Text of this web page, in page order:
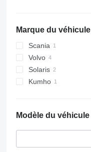
Marque du véhicule
Scania
Volvo
Solaris
Kumho
Modèle du véhicule